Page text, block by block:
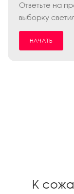
Ответьте на
выборку
НАЧАТЬ
К